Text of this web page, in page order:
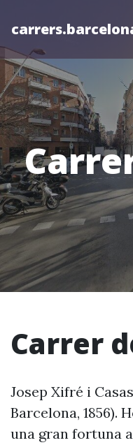
Carrer
Josep Xifré i
Barcelona, 1856).
una gran fortuna